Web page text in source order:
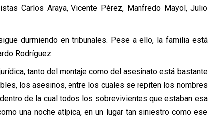
Carlos Araya, Vicente Pérez, Manfredo Mayol, Julio
durmiendo en tribunales. Pese a ello, la familia está
Rodríguez.
tanto del montaje como del asesinato está bastante
los asesinos, entre los cuales se repiten los nombres
de la cual todos los sobrevivientes que estaban esa
una noche atípica, en un lugar tan siniestro como ese